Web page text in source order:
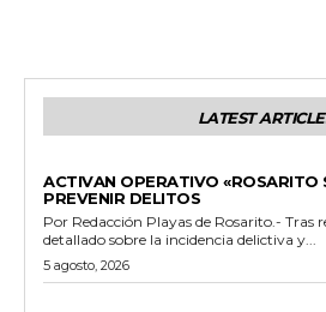
LATEST
ACTIVAN OPERATIVO «ROSARITO
PREVENIR DELITOS
Por Redacción Playas de Rosarito.- Tras realizar un análisis
detallado sobre la incidencia delictiva y...
5 agosto, 2026